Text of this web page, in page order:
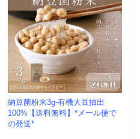
納豆菌粉末3g-有機大豆抽出
100%【送料無料】*メール便で
の発送*